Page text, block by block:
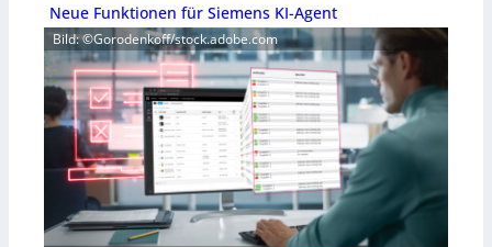
Neue Funktionen für Siemens KI-Agent
Bild: ©Gorodenkoff/stock.adobe.com